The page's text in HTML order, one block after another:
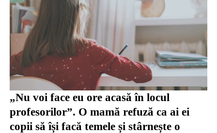
„Nu voi face eu ore acasă în locul
profesorilor”. O mamă refuză ca ai ei
copii să își facă temele și stârnește o